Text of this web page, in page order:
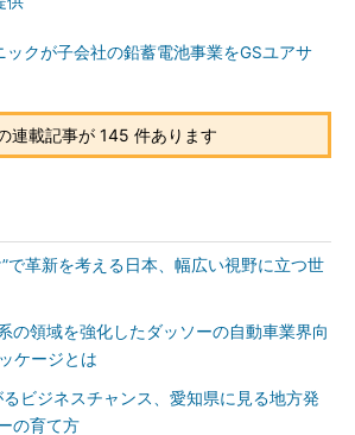
ックが子会社の鉛蓄電池事業をGSユアサ
連載記事が 145 件あります
で革新を考える日本、幅広い視野に立つ世
の領域を強化したダッソーの自動車業界向
ケージとは
るビジネスチャンス、愛知県に見る地方発
の育て方